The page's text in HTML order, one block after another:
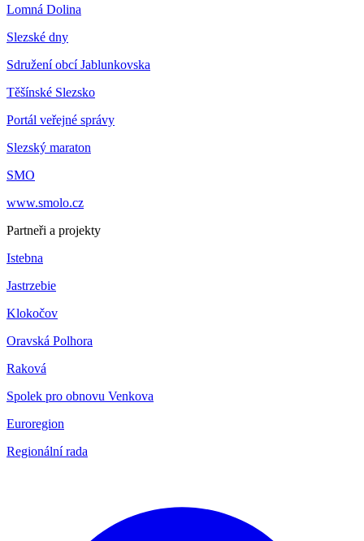
Lomná Dolina
Slezské dny
Sdružení obcí Jablunkovska
Těšínské Slezsko
Portál veřejné správy
Slezský maraton
SMO
www.smolo.cz
Partneři a projekty
Istebna
Jastrzebie
Klokočov
Oravská Polhora
Raková
Spolek pro obnovu Venkova
Euroregion
Regionální rada